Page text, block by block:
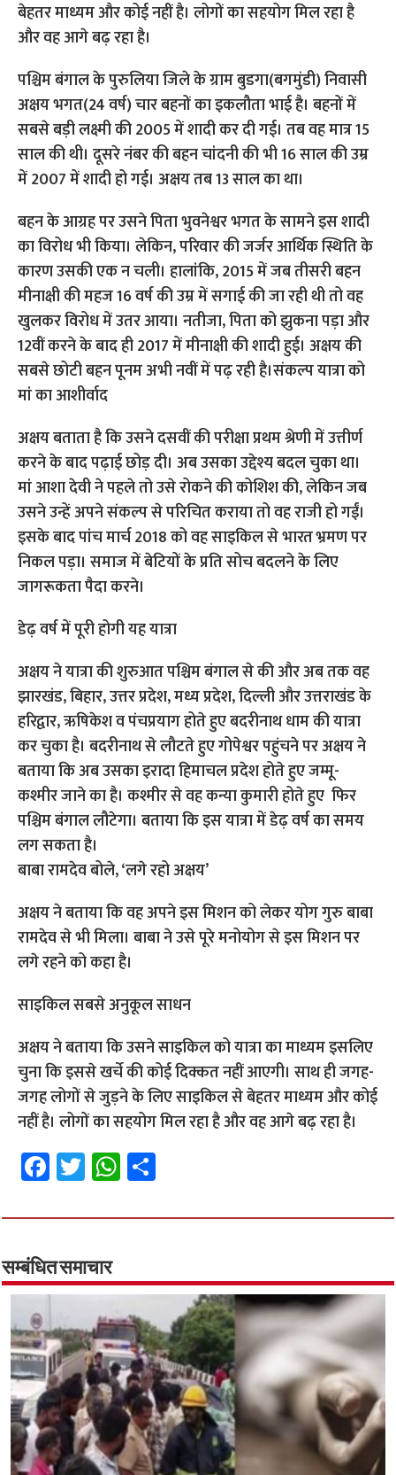
पश्चिम बंगाल के पुरुलिया जिले के ग्राम बुडगा(बगमुंडी) निवासी
अक्षय भगत(24 वर्ष) चार बहनों का इकलौता भाई है। बहनों में
सबसे बड़ी लक्ष्मी की 2005 में शादी कर दी गई। तब वह मात्र 15
साल की थी। दूसरे नंबर की बहन चांदनी की भी 16 साल की उम्र
में 2007 में शादी हो गई। अक्षय तब 13 साल का था।
बहन के आग्रह पर उसने पिता भुवनेश्वर भगत के सामने इस शादी
का विरोध भी किया। लेकिन, परिवार की जर्जर आर्थिक स्थिति के
कारण उसकी एक न चली। हालांकि, 2015 में जब तीसरी बहन
मीनाक्षी की महज 16 वर्ष की उम्र में सगाई की जा रही थी तो वह
खुलकर विरोध में उतर आया। नतीजा, पिता को झुकना पड़ा और
12वीं करने के बाद ही 2017 में मीनाक्षी की शादी हुई। अक्षय की
सबसे छोटी बहन पूनम अभी नवीं में पढ़ रही है।संकल्प यात्रा को
मां का आशीर्वाद
अक्षय बताता है कि उसने दसवीं की परीक्षा प्रथम श्रेणी में उत्तीर्ण
करने के बाद पढ़ाई छोड़ दी। अब उसका उद्देश्य बदल चुका था।
मां आशा देवी ने पहले तो उसे रोकने की कोशिश की, लेकिन जब
उसने उन्हें अपने संकल्प से परिचित कराया तो वह राजी हो गईं।
इसके बाद पांच मार्च 2018 को वह साइकिल से भारत भ्रमण पर
निकल पड़ा। समाज में बेटियों के प्रति सोच बदलने के लिए
जागरूकता पैदा करने।
डेढ़ वर्ष में पूरी होगी यह यात्रा
अक्षय ने यात्रा की शुरुआत पश्चिम बंगाल से की और अब तक वह
झारखंड, बिहार, उत्तर प्रदेश, मध्य प्रदेश, दिल्ली और उत्तराखंड के
हरिद्वार, ऋषिकेश व पंचप्रयाग होते हुए बदरीनाथ धाम की यात्रा
कर चुका है। बदरीनाथ से लौटते हुए गोपेश्वर पहुंचने पर अक्षय ने
बताया कि अब उसका इरादा हिमाचल प्रदेश होते हुए जम्मू-
कश्मीर जाने का है। कश्मीर से वह कन्या कुमारी होते हुए फिर
पश्चिम बंगाल लौटेगा। बताया कि इस यात्रा में डेढ़ वर्ष का समय
लग सकता है।
बाबा रामदेव बोले, ‘लगे रहो अक्षय’
अक्षय ने बताया कि वह अपने इस मिशन को लेकर योग गुरु बाबा
रामदेव से भी मिला। बाबा ने उसे पूरे मनोयोग से इस मिशन पर
लगे रहने को कहा है।
साइकिल सबसे अनुकूल साधन
अक्षय ने बताया कि उसने साइकिल को यात्रा का माध्यम इसलिए
चुना कि इससे खर्चे की कोई दिक्कत नहीं आएगी। साथ ही जगह-
जगह लोगों से जुड़ने के लिए साइकिल से बेहतर माध्यम और कोई
नहीं है। लोगों का सहयोग मिल रहा है और वह आगे बढ़ रहा है।
Fa
ce
b
o
o
k
T
wi
tt
er
W
h
at
p
p
ar
सम्बंधित समाचार